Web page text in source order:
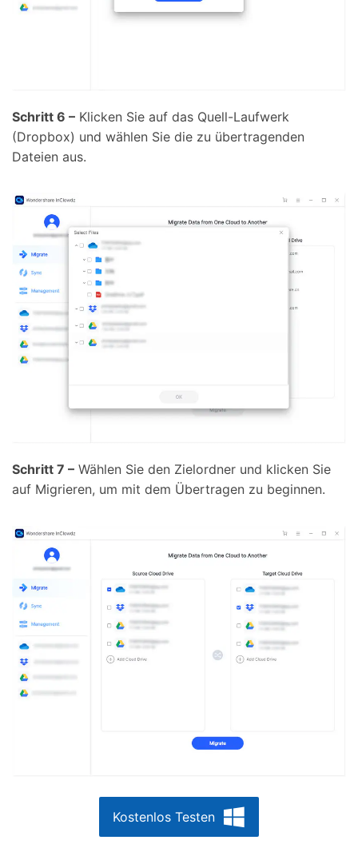
Schritt 6 – Klicken Sie auf das Quell-Laufwerk
(Dropbox) und wählen Sie die zu übertragenden
Dateien aus.
Schritt 7 – Wählen Sie den Zielordner und klicken Sie
auf Migrieren, um mit dem Übertragen zu beginnen.
Kostenlos Testen